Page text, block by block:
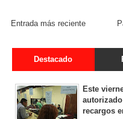
Entrada más reciente
Destacado
Este
recargos